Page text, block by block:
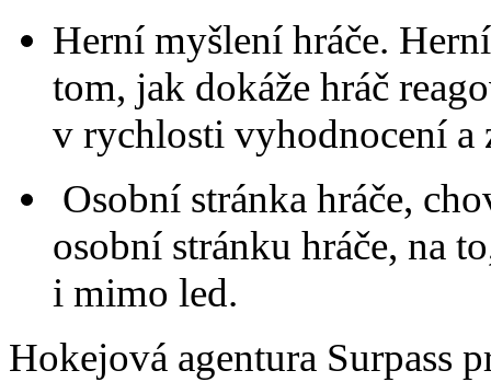
Herní myšlení hráče.
tom, jak dokáže hráč
v rychlosti vyhodnocení a
Osobní stránka hráče,
osobní stránku hráče, na
i mimo led.
Hokejová agentura Surpass